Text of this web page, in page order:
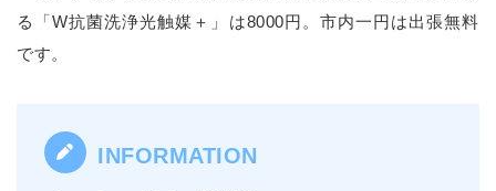
る「W抗菌洗浄光触媒＋」は8000円。市内一円は出張無料
です。